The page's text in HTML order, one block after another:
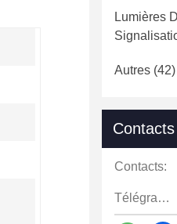
Lumières
Autres (42)
Contacts
Contacts:
Télégramme: